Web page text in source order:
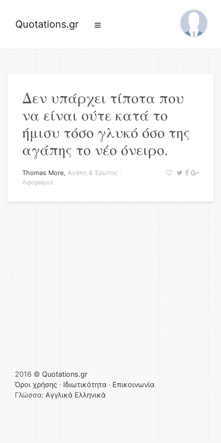
Quotations.gr
Δεν υπάρχει τίποτα που
να είναι ούτε κατά το
ήμισυ τόσο γλυκό όσο της
αγάπης το νέο όνειρο.
Thomas More, Αγάπη & Έρωτας ·
Αφορισμοί
2016 © Quotations.gr
Όροι χρήσης · Ιδιωτικότητα · Επικοινωνία
Γλώσσα: Αγγλικά Ελληνικά